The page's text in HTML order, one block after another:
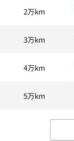
2万km
3万km
4万km
5万km